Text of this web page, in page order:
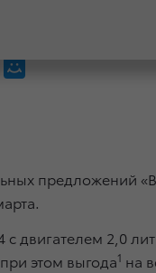
предложений
двигателем 2,0
этом выгода1 на